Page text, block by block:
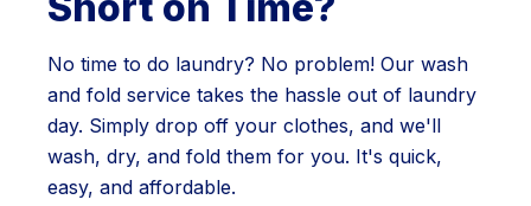
No time to do laundry? No problem! Our wash
and fold service takes the hassle out of laundry
day. Simply drop off your clothes, and we'll
wash, dry, and fold them for you. It's quick,
easy, and affordable.